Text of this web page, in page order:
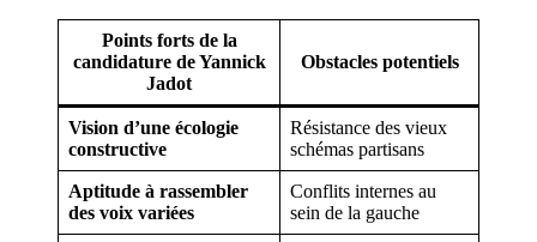
Points forts de la
candidature de Yannick
Jadot
Obstacles potentiels
Vision d’une écologie
constructive
Résistance des vieux
schémas partisans
Aptitude à rassembler
des voix variées
Conflits internes au
sein de la gauche